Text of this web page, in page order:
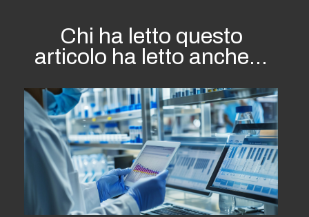
Chi ha letto questo
articolo ha letto anche...